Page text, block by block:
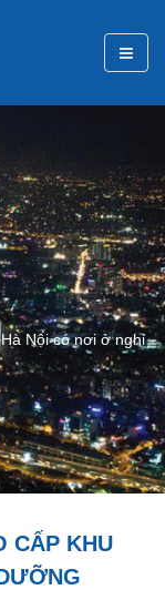
Nội có nơi ở nghỉ
CẤP KHU